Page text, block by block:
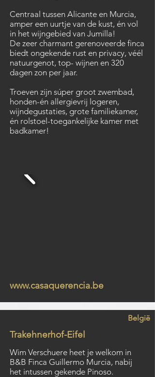
Centraal tussen Alicante en Murcia,
amper een uurtje van de kust, én vol
in het wijngebied van Jumilla!
De zeer charmant gerenoveerde finca
biedt ongekende rust en privacy, véél
natuurgenot, top- wijnen en 320
dagen zon per jaar.
Troeven zijn súper groot zwembad,
honden-én allergievrij logeren,
wijndegustaties, grote familiekamer,
én rolstoel-toegankelijke kamer met
badkamer!
www.casaquerencia.be
België
Trakehnerhof-Eifel
Wim Verschuere heet je welkom in
B&B Finca Guillermo Murcia, nabij
het intussen gekende Pinoso.